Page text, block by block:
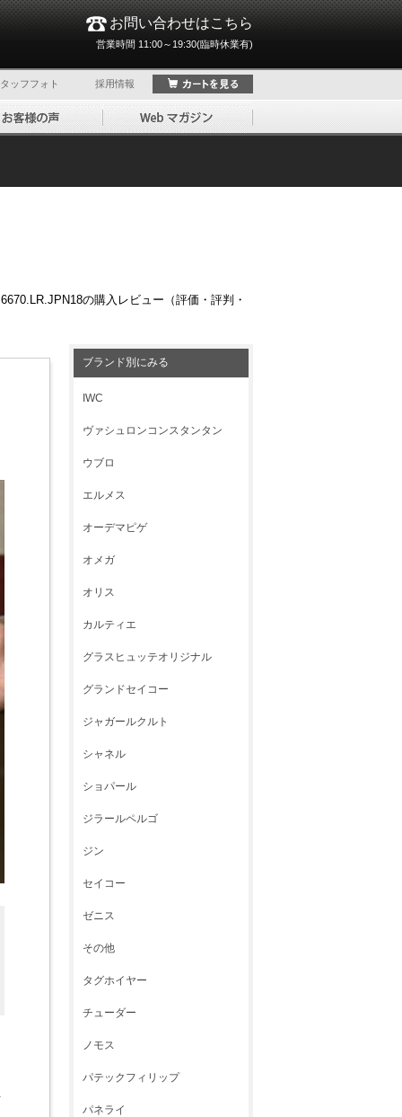
お問い合わせはこちら
営業時間 11:00～19:30(臨時休業有)
ッフフォト 採用情報
の購入レビュー（評価・評判・
ブランド別にみる
IWC
ヴァシュロンコンスタンタン
ウブロ
エルメス
オーデマピゲ
オメガ
オリス
カルティエ
グラスヒュッテオリジナル
グランドセイコー
ジャガールクルト
シャネル
ショパール
ジラールペルゴ
ジン
セイコー
ゼニス
その他
タグホイヤー
チューダー
ノモス
パテックフィリップ
パネライ